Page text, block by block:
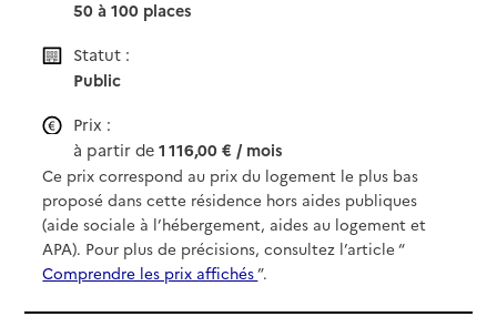
50 à 100 places
Statut :
Public
Prix :
à partir de1 116,00 € / mois
Ce prix correspond au prix du logement le plus bas
proposé dans cette résidence hors aides publiques
(aide sociale à l’hébergement, aides au logement et
APA). Pour plus de précisions, consultez l’article “
Comprendre les prix affichés”.